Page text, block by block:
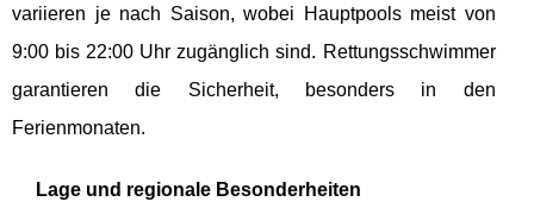
variieren je nach Saison, wobei Hauptpools meist von
9:00 bis 22:00 Uhr zugänglich sind. Rettungsschwimmer
garantieren die Sicherheit, besonders in den
Ferienmonaten.
Lage und regionale Besonderheiten